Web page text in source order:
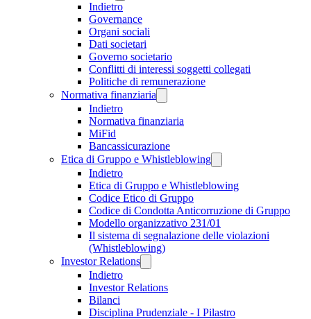
Indietro
Governance
Organi sociali
Dati societari
Governo societario
Conflitti di interessi soggetti collegati
Politiche di remunerazione
Normativa finanziaria
Indietro
Normativa finanziaria
MiFid
Bancassicurazione
Etica di Gruppo e Whistleblowing
Indietro
Etica di Gruppo e Whistleblowing
Codice Etico di Gruppo
Codice di Condotta Anticorruzione di Gruppo
Modello organizzativo 231/01
Il sistema di segnalazione delle violazioni
(Whistleblowing)
Investor Relations
Indietro
Investor Relations
Bilanci
Disciplina Prudenziale - I Pilastro